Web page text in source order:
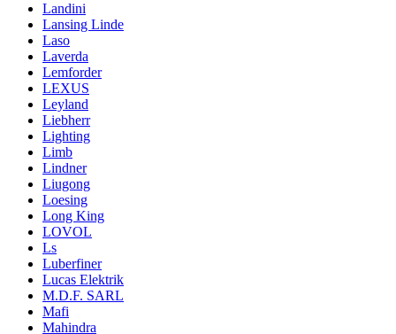
Landini
Lansing Linde
Laso
Laverda
Lemforder
LEXUS
Leyland
Liebherr
Lighting
Limb
Lindner
Liugong
Loesing
Long King
LOVOL
Ls
Luberfiner
Lucas Elektrik
M.D.F. SARL
Mafi
Mahindra